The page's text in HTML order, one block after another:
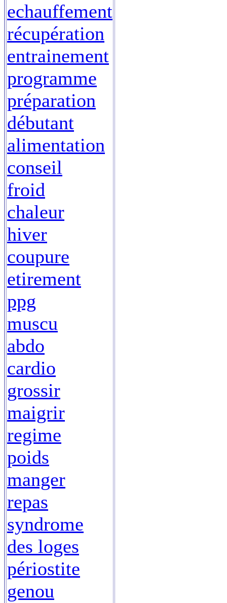
echauffement
récupération
entrainement
programme
préparation
débutant
alimentation
conseil
froid
chaleur
hiver
coupure
etirement
ppg
muscu
abdo
cardio
grossir
maigrir
regime
poids
manger
repas
syndrome
des loges
périostite
genou